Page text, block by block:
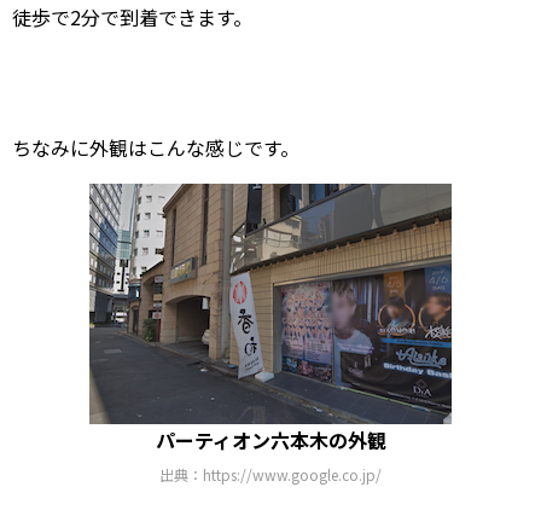
徒歩で2分で到着できます。
ちなみに外観はこんな感じです。
パーティオン六本木の外観
出典：https://www.google.co.jp/